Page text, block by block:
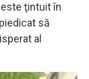
ţintuit în
să
al